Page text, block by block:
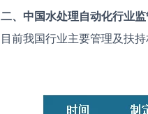
二、中国水处理自动化行业
目前我国行业主要管理及扶